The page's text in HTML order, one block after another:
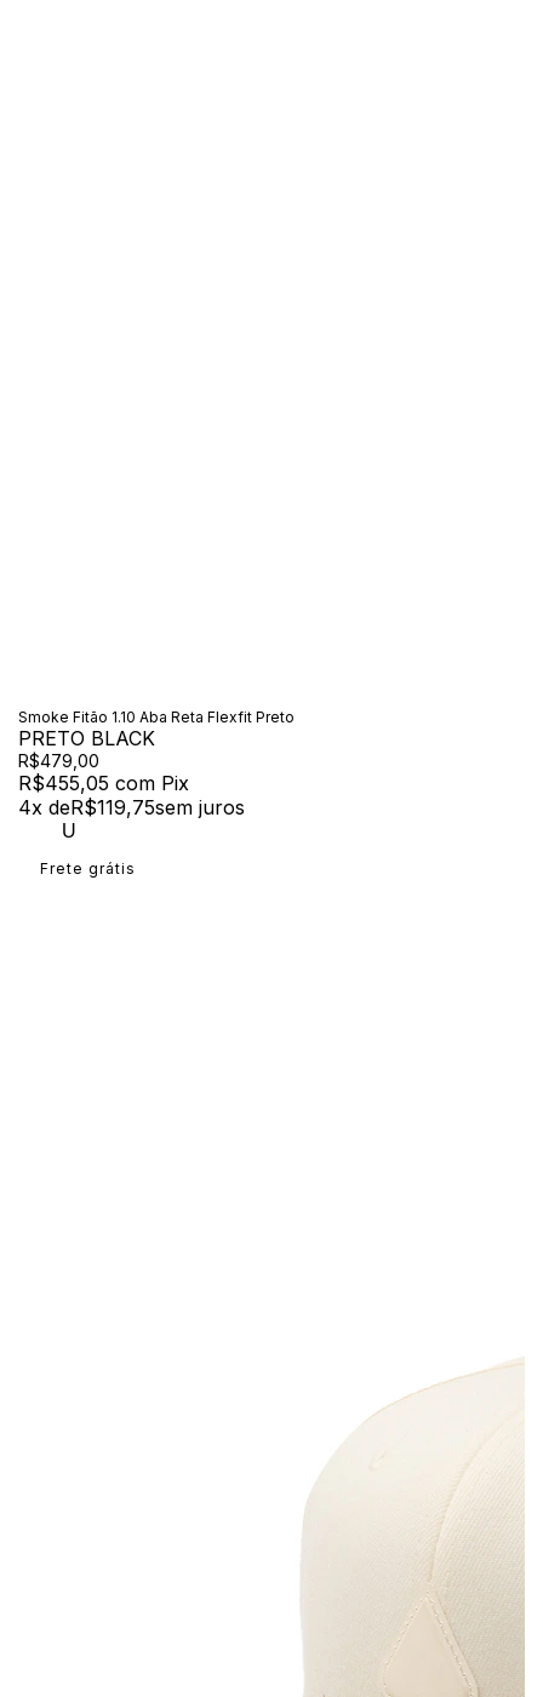
Smoke Fitão 1.10 Aba Reta Flexfit Preto
PRETO BLACK
R$479,00
R$455,05 com Pix
4x deR$119,75sem juros
U
Frete grátis